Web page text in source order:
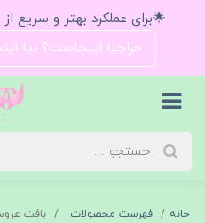
🌟برای عملکرد بهتر و سریع
حراجیا اینجاست؟ بیا
خانه فهرست محصولات بافت